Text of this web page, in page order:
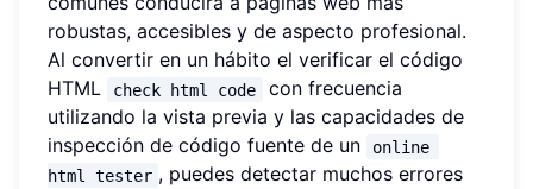
robustas, accesibles y de aspecto profesional.
Al convertir en un hábito el verificar el código
HTML
check html code
con frecuencia
utilizando la vista previa y las capacidades de
inspección de código fuente de un
online
html tester , puedes detectar muchos errores